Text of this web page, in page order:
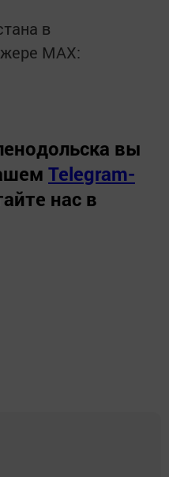
в
MАХ:
вы
Telegram-
нас в